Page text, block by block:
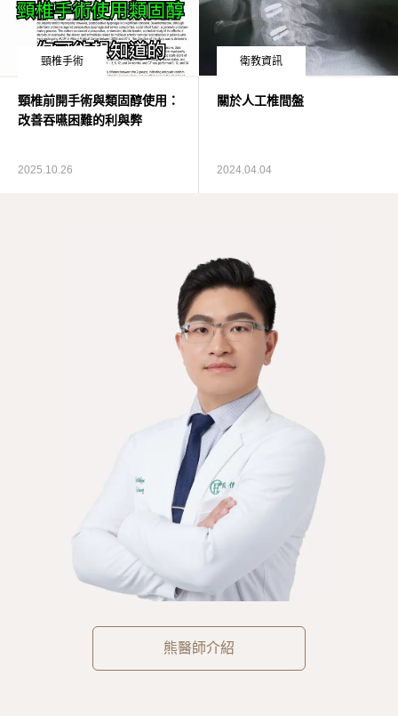
頸椎手術
頸椎前開手術與類固醇使用：
改善吞嚥困難的利與弊
2025.10.26
衛教資訊
關於人工椎間盤
2024.04.04
熊醫師介紹